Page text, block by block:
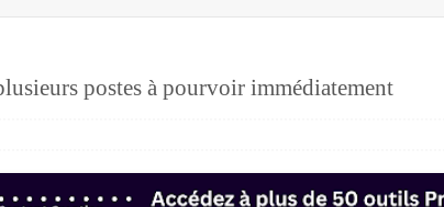
postes à pourvoir immédiatement